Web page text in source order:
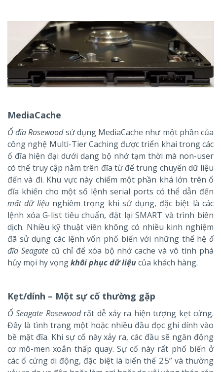
MediaCache
Ổ đĩa Rosewoodsử dụng MediaCache như một phần của
công nghệ Multi-Tier Caching được triển khai trong các
ổ đĩa hiện đại dưới dạng bộ nhớ tạm thời mà non-user
có thể truy cập nằm trên đĩa từ để trung chuyển dữ liệu
đến và đi. Khu vực này chiếm một phần khá lớn trên ổ
đĩa khiến cho một số lệnh serial ports có thể dẫn đến
mất dữ liệunghiêm trọng khi sử dụng, đặc biệt là các
lệnh xóa G-list tiêu chuẩn, đặt lại SMART và trình biên
dịch. Nhiều kỹ thuật viên không có nhiều kinh nghiệm
đã sử dụng các lệnh vốn phổ biến với những thế hệ ổ
đĩa Seagatecũ chỉ để xóa bộ nhớ cache và vô tình phá
hủy mọi hy vọngkhôi phục dữ liệucủa khách hàng.
Kẹt/dính – Một sự cố thường gặp
Ổ Seagate Rosewoodrất dễ xảy ra hiện tượng kẹt cứng.
Đây là tình trạng một hoặc nhiều đầu đọc ghi dính vào
bề mặt đĩa. Khi sự cố này xảy ra, các đầu sẽ ngăn động
cơ mô-men xoắn thấp quay. Sự cố này rất phổ biến ở
các ổ cứng di động, đặc biệt là biến thể 2.5” và thường